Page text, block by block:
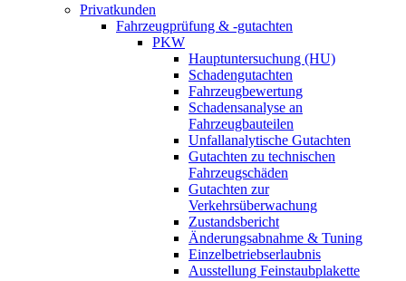
Privatkunden
Fahrzeugprüfung & -gutachten
PKW
Hauptuntersuchung (HU)
Schadengutachten
Fahrzeugbewertung
Schadensanalyse an
Fahrzeugbauteilen
Unfallanalytische Gutachten
Gutachten zu technischen
Fahrzeugschäden
Gutachten zur
Verkehrsüberwachung
Zustandsbericht
Änderungsabnahme & Tuning
Einzelbetriebserlaubnis
Ausstellung Feinstaubplakette